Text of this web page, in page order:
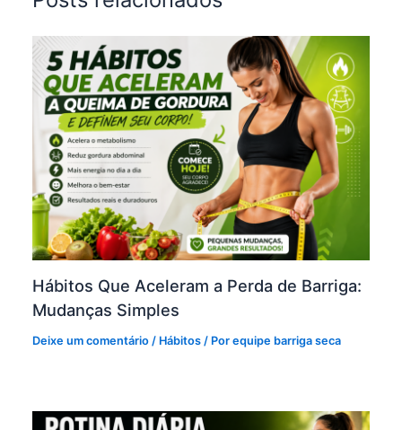
Hábitos Que Aceleram a Perda de Barriga:
Mudanças Simples
Deixe um comentário / Hábitos / Porequipe barriga seca